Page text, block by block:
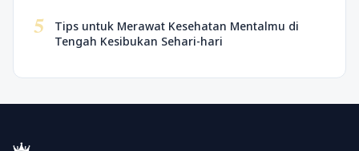
5
Tips untuk Merawat Kesehatan Mentalmu di
Tengah Kesibukan Sehari-hari